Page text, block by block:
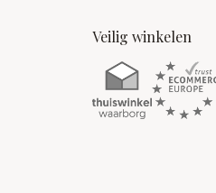
Veilig winkelen